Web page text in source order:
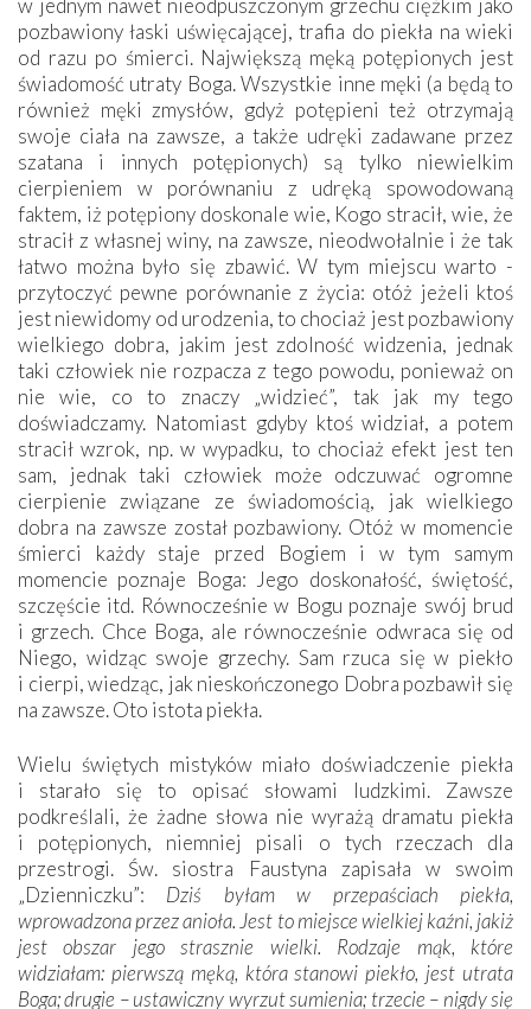
w jednym nawet nieodpuszczonym grzechu ciężkim jako
pozbawiony łaski uświęcającej, trafia do piekła na wieki
od razu po śmierci. Największą męką potępionych jest
świadomość utraty Boga. Wszystkie inne męki (a będą to
również męki zmysłów, gdyż potępieni też otrzymają
swoje ciała na zawsze, a także udręki zadawane przez
szatana i innych potępionych) są tylko niewielkim
cierpieniem w porównaniu z udręką spowodowaną
faktem, iż potępiony doskonale wie, Kogo stracił, wie, że
stracił z własnej winy, na zawsze, nieodwołalnie i że tak
łatwo można było się zbawić. W tym miejscu warto ­
przytoczyć ­pewne porównanie z życia: otóż jeżeli ktoś
jest niewidomy od urodzenia, to chociaż jest pozbawiony
wielkiego dobra, jakim jest zdolność widzenia, jednak
taki człowiek nie rozpacza z tego powodu, ponieważ on
nie wie, co to znaczy „widzieć”, tak jak my tego
doświadczamy. Natomiast gdyby ktoś widział, a potem
stracił wzrok, np. w wypadku, to chociaż efekt jest ten
sam, jednak taki człowiek może odczuwać ogromne
cierpienie związane ze świadomością, jak wielkiego
dobra na zawsze został pozbawiony. Otóż w momencie
śmierci każdy staje przed Bogiem i w tym samym
momencie poznaje Boga: Jego doskonałość, świętość,
szczęście itd. Równocześnie w Bogu poznaje swój brud
i grzech. Chce Boga, ale równocześnie odwraca się od
Niego, widząc swoje grzechy. Sam rzuca się w piekło
i cierpi, wiedząc, jak nieskończonego Dobra pozbawił się
na zawsze. Oto istota piekła.
Wielu świętych mistyków miało doświadczenie piekła
i starało się to opisać słowami ludzkimi. Zawsze
podkreślali, że żadne słowa nie wyrażą dramatu piekła
i potępionych, niemniej pisali o tych rzeczach dla
przestrogi. Św. siostra Faustyna zapisała w swoim
„Dzienniczku”: Dziś byłam w przepaściach piekła,
wprowadzona przez anioła. Jest to miejsce wielkiej kaźni, jakiż
jest obszar jego strasznie wielki. Rodzaje mąk, które
widziałam: pierwszą męką, która stanowi piekło, jest utrata
Boga; drugie – ustawiczny wyrzut sumienia; trzecie – nigdy się